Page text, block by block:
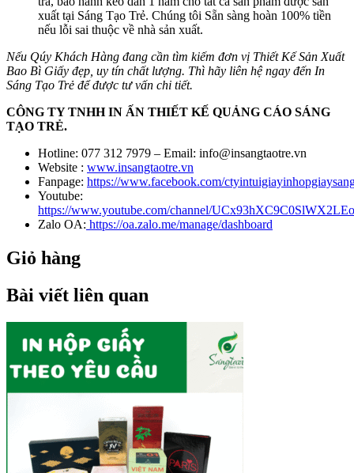
xuất tại Sáng Tạo Trẻ. Chúng tôi Sẵn sàng hoàn 100% tiền
nếu lỗi sai thuộc về nhà sản xuất.
Nếu Qúy Khách Hàng đang cần tìm kiếm đơn vị Thiết Kế Sản Xuất
Bao Bì Giấy đẹp, uy tín chất lượng. Thì hãy liên hệ ngay đến In
Sáng Tạo Trẻ để được tư vấn chi tiết.
CÔNG TY TNHH IN ẤN THIẾT KẾ QUẢNG CÁO SÁNG
TẠO TRẺ.
Hotline: 077 312 7979 – Email: info@insangtaotre.vn
Website : www.insangtaotre.vn
Fanpage: https://www.facebook.com/
Youtube:
https://www.youtube.com/channel/
Zalo OA: https://oa.zalo.me/manage/dashboard
Giỏ hàng
Bài viết liên quan